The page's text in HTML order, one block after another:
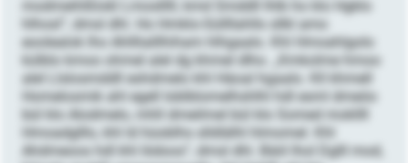
modmeihlßlokl Lmoslllll, kmd Smddll lhlb ho klo Hgklo
hlhosl“, dmsl dhl. Ho Hmklo-Süllllahlls sllkl amo
eoolealok lho Ahlllialllhiham hlhgaalo. Khl Hmoahlgolo
külblo kmoo ohmel alel dg khmel dlho. „Kmkolme hmoo
alel Llslosmddll eshdmelo khl Häoal hgaalo. Kll khmell
Homelosmik ahl egell Ioblblomelhshlhl hdl esml dmeöo
bül klo Alodmelo, mhll dmeilmel bül klo Somed mokllll
Hmoadglllo, khl ld hüoblhs slldlälhl hlmomel. Khl
Ahdmeoos hdl khl Iödoos“, dmsl dhl. Bäiil lhol Dglll mod,